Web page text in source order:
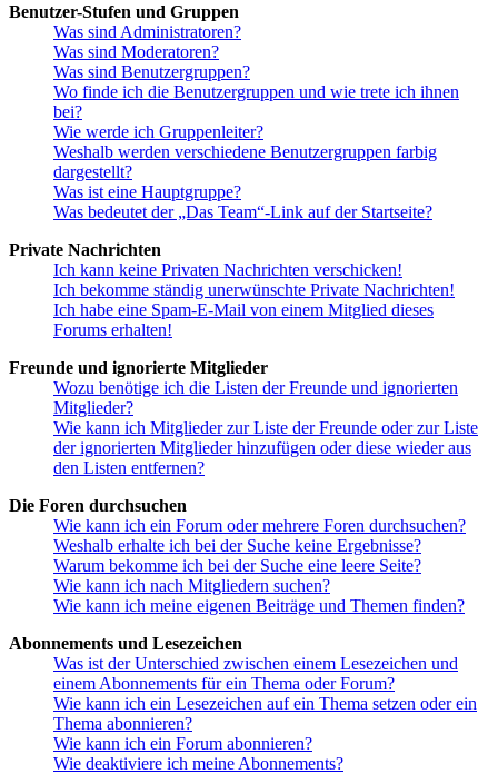
Benutzer-Stufen und Gruppen
Was sind Administratoren?
Was sind Moderatoren?
Was sind Benutzergruppen?
Wo finde ich die Benutzergruppen und wie trete ich ihnen
bei?
Wie werde ich Gruppenleiter?
Weshalb werden verschiedene Benutzergruppen farbig
dargestellt?
Was ist eine Hauptgruppe?
Was bedeutet der „Das Team“-Link auf der Startseite?
Private Nachrichten
Ich kann keine Privaten Nachrichten verschicken!
Ich bekomme ständig unerwünschte Private Nachrichten!
Ich habe eine Spam-E-Mail von einem Mitglied dieses
Forums erhalten!
Freunde und ignorierte Mitglieder
Wozu benötige ich die Listen der Freunde und ignorierten
Mitglieder?
Wie kann ich Mitglieder zur Liste der Freunde oder zur Liste
der ignorierten Mitglieder hinzufügen oder diese wieder aus
den Listen entfernen?
Die Foren durchsuchen
Wie kann ich ein Forum oder mehrere Foren durchsuchen?
Weshalb erhalte ich bei der Suche keine Ergebnisse?
Warum bekomme ich bei der Suche eine leere Seite?
Wie kann ich nach Mitgliedern suchen?
Wie kann ich meine eigenen Beiträge und Themen finden?
Abonnements und Lesezeichen
Was ist der Unterschied zwischen einem Lesezeichen und
einem Abonnements für ein Thema oder Forum?
Wie kann ich ein Lesezeichen auf ein Thema setzen oder ein
Thema abonnieren?
Wie kann ich ein Forum abonnieren?
Wie deaktiviere ich meine Abonnements?